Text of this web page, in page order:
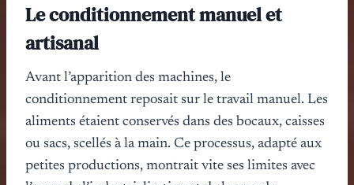
Le conditionnement manuel et
artisanal
Avant l’apparition des machines, le
conditionnement reposait sur le travail manuel. Les
aliments étaient conservés dans des bocaux, caisses
ou sacs, scellés à la main. Ce processus, adapté aux
petites productions, montrait vite ses limites avec